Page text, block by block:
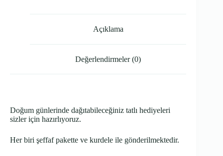
Açıklama
Değerlendirmeler (0)
Doğum günlerinde dağıtabileceğiniz tatlı hediyeleri
sizler için hazırlıyoruz.
Her biri şeffaf pakette ve kurdele ile gönderilmektedir.